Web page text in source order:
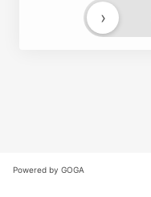
›
Powered by GOGA